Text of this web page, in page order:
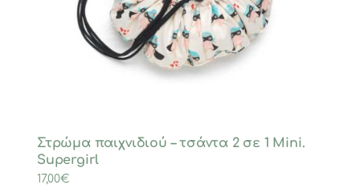
Στρώμα παιχνιδιού – τσάντα 2 σε 1 Mini.
Supergirl
17,00€